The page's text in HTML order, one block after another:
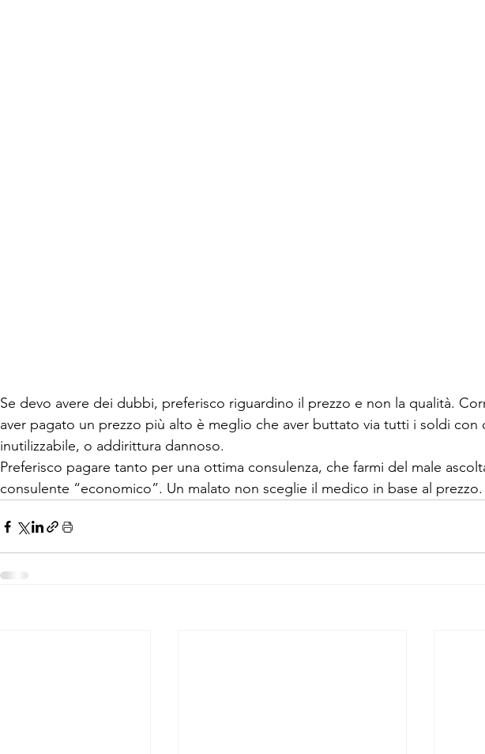
Se devo avere dei dubbi, preferisco riguardino il prezzo e non la qualità.
aver pagato un prezzo più alto è meglio che aver buttato via tutti i soldi con
inutilizzabile, o addirittura dannoso.
Preferisco pagare tanto per una ottima consulenza, che farmi del male
consulente “economico”. Un malato non sceglie il medico in base al prezzo.